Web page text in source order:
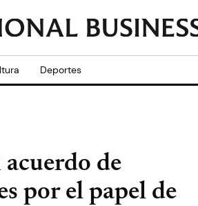
Deportes
de
por el papel de